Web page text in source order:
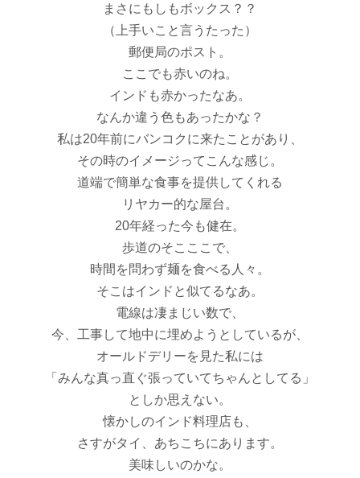
まさにもしもボックス？？
（上手いこと言うたった）
郵便局のポスト。
ここでも赤いのね。
インドも赤かったなあ。
なんか違う色もあったかな？
私は20年前にバンコクに来たことがあり、
その時のイメージってこんな感じ。
道端で簡単な食事を提供してくれる
リヤカー的な屋台。
20年経った今も健在。
歩道のそこここで、
時間を問わず麺を食べる人々。
そこはインドと似てるなあ。
電線は凄まじい数で、
今、工事して地中に埋めようとしているが、
オールドデリーを見た私には
「みんな真っ直ぐ張っていてちゃんとしてる」
としか思えない。
懐かしのインド料理店も、
さすがタイ、あちこちにあります。
美味しいのかな。